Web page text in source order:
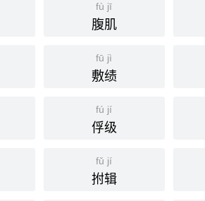
亭续录·彭氏科目之盛》：“余素恶扶乩
文学·偶感》：“五四时代， 陈大齐 先
为神明的启示，以显吉凶。也作「扶鸾
·第一〇回》：「以及请仙判事，扶乩笔
fù jī
腹肌
fū jì
敷绩
fú jí
俘级
fǔ jí
拊辑